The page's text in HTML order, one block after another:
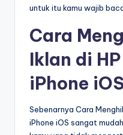
untuk itu kamu wajib
Cara
Iklan di
iPhone
Sebenarnya Cara
iPhone iOS sangat